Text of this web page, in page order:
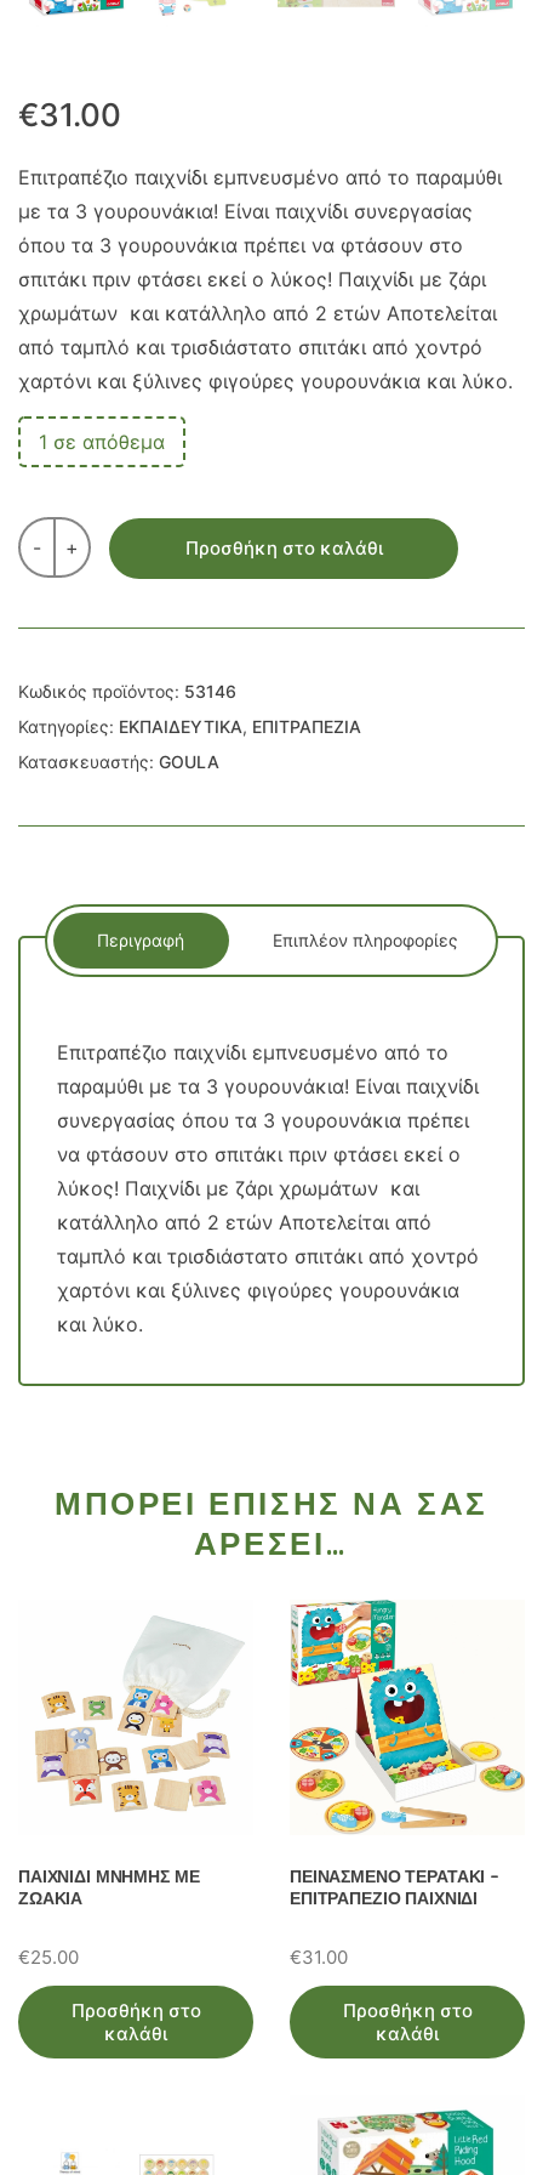
€31.00
Επιτραπέζιο παιχνίδι εμπνευσμένο από το παραμύθι
με τα 3 γουρουνάκια! Είναι παιχνίδι συνεργασίας
όπου τα 3 γουρουνάκια πρέπει να φτάσουν στο
σπιτάκι πριν φτάσει εκεί ο λύκος! Παιχνίδι με ζάρι
χρωμάτων και κατάλληλο από 2 ετών Αποτελείται
από ταμπλό και τρισδιάστατο σπιτάκι από χοντρό
χαρτόνι και ξύλινες φιγούρες γουρουνάκια και λύκο.
1 σε απόθεμα
- + Προσθήκη στο καλάθι
Κωδικός προϊόντος: 53146
Κατηγορίες: ΕΚΠΑΙΔΕΥΤΙΚΑ, ΕΠΙΤΡΑΠΕΖΙΑ
Κατασκευαστής: GOULA
Περιγραφή Επιπλέον πληροφορίες
Επιτραπέζιο παιχνίδι εμπνευσμένο από το
παραμύθι με τα 3 γουρουνάκια! Είναι παιχνίδι
συνεργασίας όπου τα 3 γουρουνάκια πρέπει
να φτάσουν στο σπιτάκι πριν φτάσει εκεί ο
λύκος! Παιχνίδι με ζάρι χρωμάτων και
κατάλληλο από 2 ετών Αποτελείται από
ταμπλό και τρισδιάστατο σπιτάκι από χοντρό
χαρτόνι και ξύλινες φιγούρες γουρουνάκια
και λύκο.
ΜΠΟΡΕΊ ΕΠΊΣΗΣ ΝΑ ΣΑΣ
ΑΡΈΣΕΙ…
ΠΑΙΧΝΙΔΙ ΜΝΗΜΗΣ ΜΕ
ΖΩΑΚΙΑ
€25.00
Προσθήκη στο
καλάθι
ΠΕΙΝΑΣΜΕΝΟ ΤΕΡΑΤΑΚΙ –
ΕΠΙΤΡΑΠΕΖΙΟ ΠΑΙΧΝΙΔΙ
€31.00
Προσθήκη στο
καλάθι